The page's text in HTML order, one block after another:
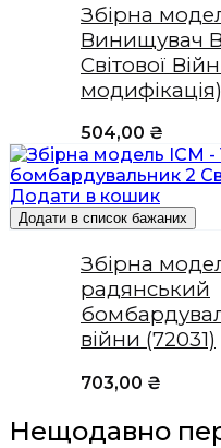
Збірна
Винищувач
Світової
504,00 ₴
Додати в кошик
Додати в список бажаних
Збірна
радянський
війни (72031)
703,00 ₴
Нещодавно